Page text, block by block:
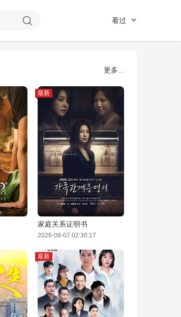
看过
更多...
最新
家庭关系证明书
2026-08-07 02:30:17
最新